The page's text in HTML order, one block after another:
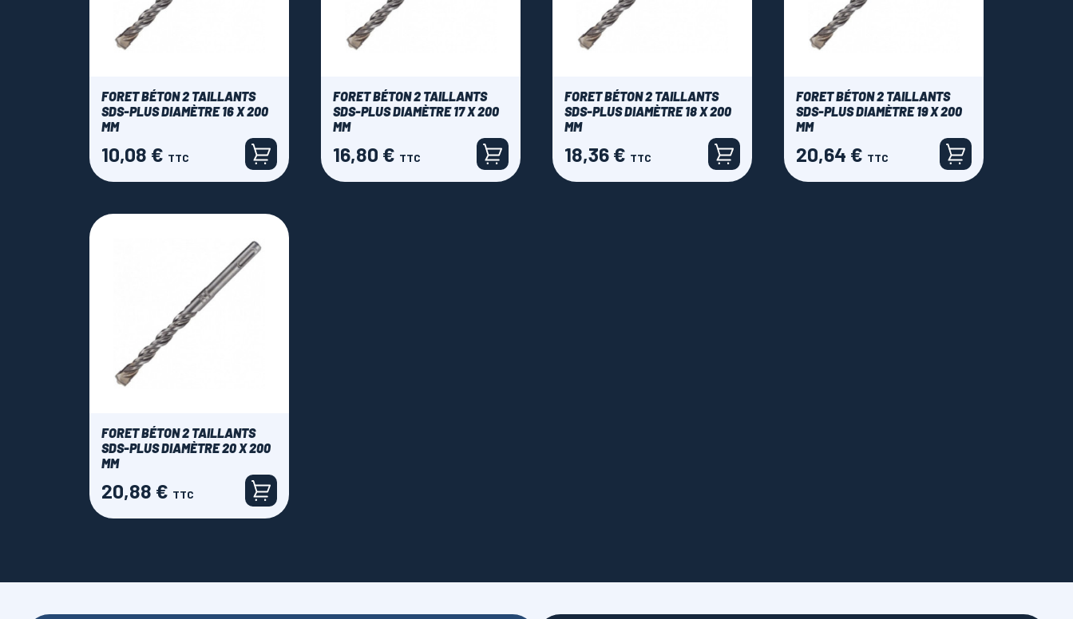
FORET BÉTON 2 TAILLANTS
SDS-PLUS DIAMÈTRE 16 X 200
MM
Prix
10,08 € TTC
FORET BÉTON 2 TAILLANTS
SDS-PLUS DIAMÈTRE 17 X 200
MM
Prix
16,80 € TTC
FORET BÉTON 2 TAILLANTS
SDS-PLUS DIAMÈTRE 18 X 200
MM
Prix
18,36 € TTC
FORET BÉTON 2 TAILLANTS
SDS-PLUS DIAMÈTRE 19 X 200
MM
Prix
20,64 € TTC
FORET BÉTON 2 TAILLANTS
SDS-PLUS DIAMÈTRE 20 X 200
MM
Prix
20,88 € TTC